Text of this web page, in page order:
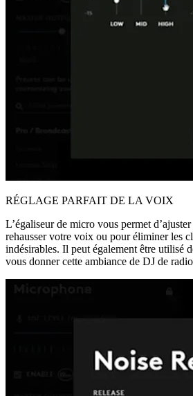
RÉGLAGE PARFAIT DE LA VOIX
L’égaliseur de micro vous permet
rehausser votre voix ou pour éliminer les
indésirables. Il peut également être utilisé
vous donner cette ambiance de DJ de